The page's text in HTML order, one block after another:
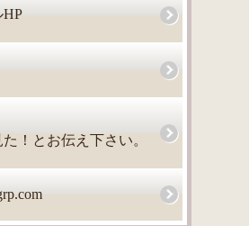
HP
！とお伝え下さい。